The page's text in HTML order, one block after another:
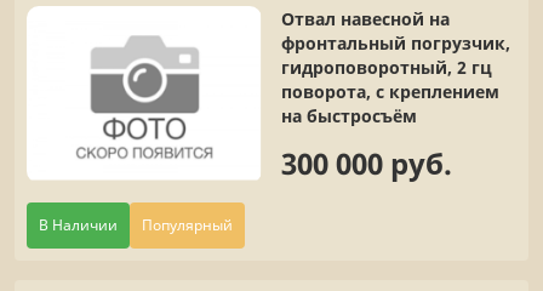
В Наличии Популярный
Отвал навесной на
фронтальный погрузчик,
гидроповоротный, 2 гц
поворота, с креплением
на быстросъём
300 000 руб.